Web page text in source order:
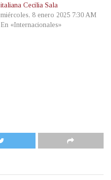
italiana Cecilia Sala
miércoles, 8 enero 2025 7:30 AM
En «Internacionales»